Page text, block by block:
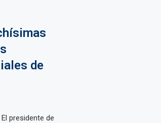
de
El presidente de